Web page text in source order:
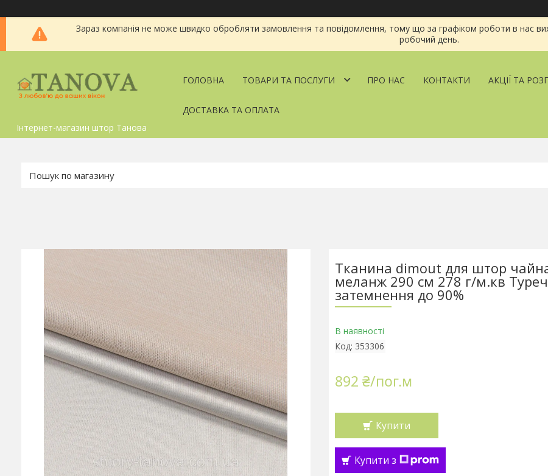
Зараз компанія не може швидко обробляти замовлення та повідомлення, тому що за графіком роботи в нас
робочий день.
Інтернет-магазин штор Танова
ГОЛОВНА ТОВАРИ ТА ПОСЛУГИ ПРО НАС КОНТАКТИ АКЦІЇ ТА
ДОСТАВКА ТА ОПЛАТА
Тканина dimout для штор
меланж 290 см 278 г/м.кв
затемнення до 90%
В наявності
Код: 353306
892 ₴/пог.м
Купити
Купити з